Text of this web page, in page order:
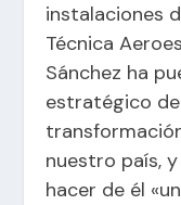
instalaciones
Técnica
Sánchez ha
estratégico
nuestro país,
hacer de él